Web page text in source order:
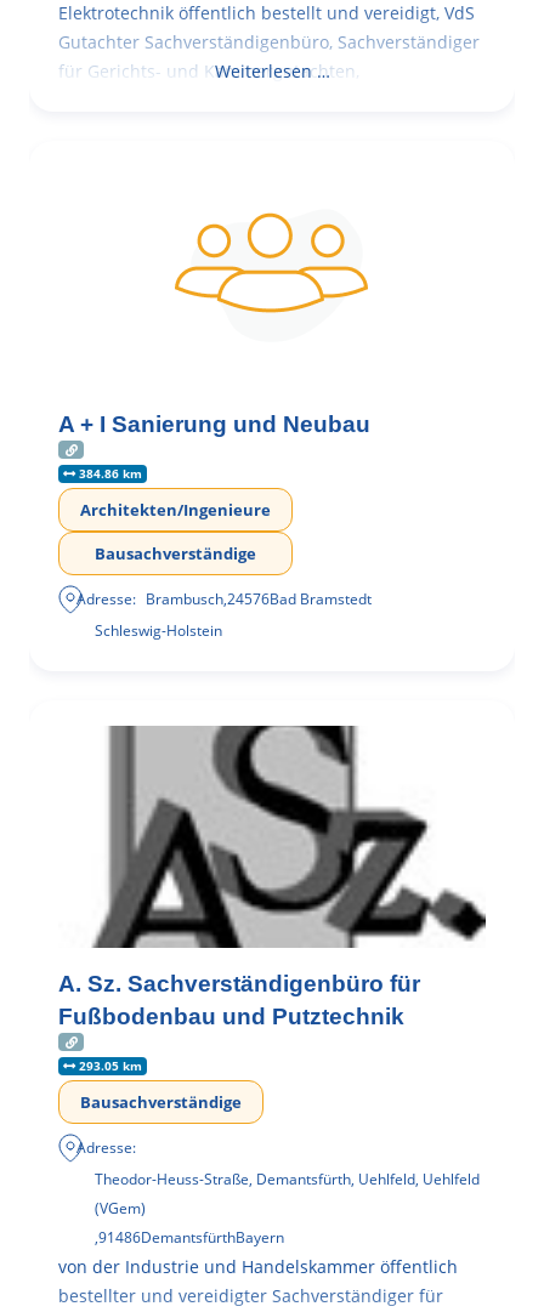
Elektrotechnik öffentlich bestellt und vereidigt, VdS
Gutachter Sachverständigenbüro, Sachverständiger
für Gerichts- und Kammergutachten,
Weiterlesen …
A + I Sanierung und Neubau
384.86 km
Architekten/Ingenieure
Bausachverständige
Adresse: Brambusch,24576Bad Bramstedt
Schleswig-Holstein
A. Sz. Sachverständigenbüro für
Fußbodenbau und Putztechnik
293.05 km
Bausachverständige
Adresse:
Theodor-Heuss-Straße, Demantsfürth, Uehlfeld, Uehlfeld
(VGem)
,91486DemantsfürthBayern
von der Industrie und Handelskammer öffentlich
bestellter und vereidigter Sachverständiger für